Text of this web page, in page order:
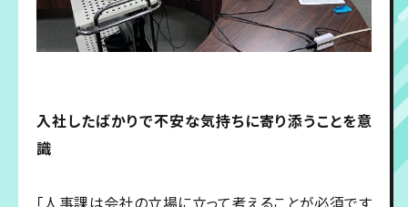
入社したばかりで不安な気持ちに寄り添うことを意
識
「人事課は会社の立場に立って考えることが必須です